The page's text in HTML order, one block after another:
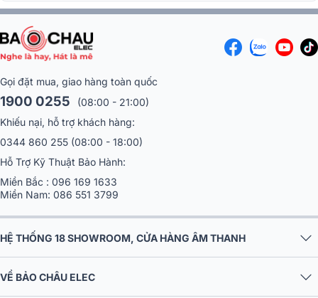
Nhà sản xuất trang bị cho Loa B&O Beolab 20 ống kính âm học cho
khả năng trình diễn âm thanh ở dải tần cao một cách trong trẻo,
mượt mà, khả năng chơi nhạc 180 độ lý tưởng.
Gọi đặt mua, giao hàng toàn quốc
1900 0255
(08:00 - 21:00)
Khiếu nại, hỗ trợ khách hàng:
0344 860 255 (08:00 - 18:00)
Hỗ Trợ Kỹ Thuật Bảo Hành:
Miền Bắc : 096 169 1633
Miền Nam: 086 551 3799
HỆ THỐNG 18 SHOWROOM, CỬA HÀNG ÂM THANH
VỀ BẢO CHÂU ELEC